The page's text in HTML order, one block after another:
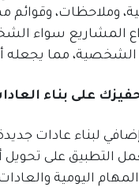
وملاحظات،
المشاريع سواء
الشخصية، مما
التطبيق على
اليومية